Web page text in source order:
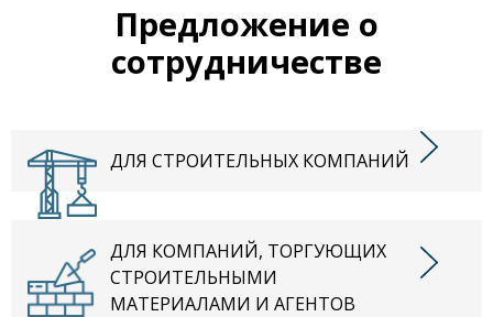
Предложение о
сотрудничестве
ДЛЯ СТРОИТЕЛЬНЫХ КОМПАНИЙ
ДЛЯ КОМПАНИЙ, ТОРГУЮЩИХ
СТРОИТЕЛЬНЫМИ
МАТЕРИАЛАМИ И АГЕНТОВ